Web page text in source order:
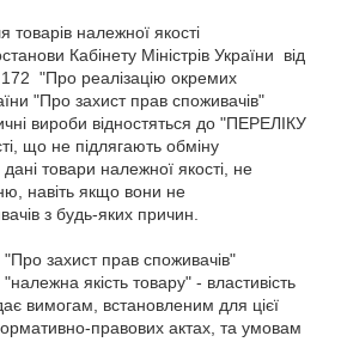
належної якості
Кабінету Міністрів України  від
"Про реалізацію окремих
"Про захист прав споживачів"
вироби відностяться до "ПЕРЕЛІКУ
що не підлягають обміну
товари належної якості, не
навіть якщо вони не
з будь-яких причин.
"Про захист прав споживачів"
якість товару" - властивість
вимогам, встановленим для цієї
нормативно-правових актах, та умовам